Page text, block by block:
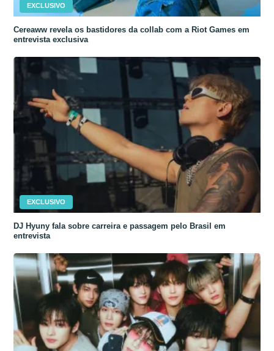
EXCLUSIVO
Cereaww revela os bastidores da collab com a Riot Games em
entrevista exclusiva
EXCLUSIVO
DJ Hyuny fala sobre carreira e passagem pelo Brasil em
entrevista